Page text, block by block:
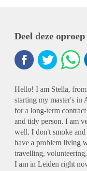
Deel deze
Hello! I am Stella,
starting my master's in
for a long-term
and tidy person. I am
well. I don't smoke
have a problem living
travelling,
I am in Leiden right